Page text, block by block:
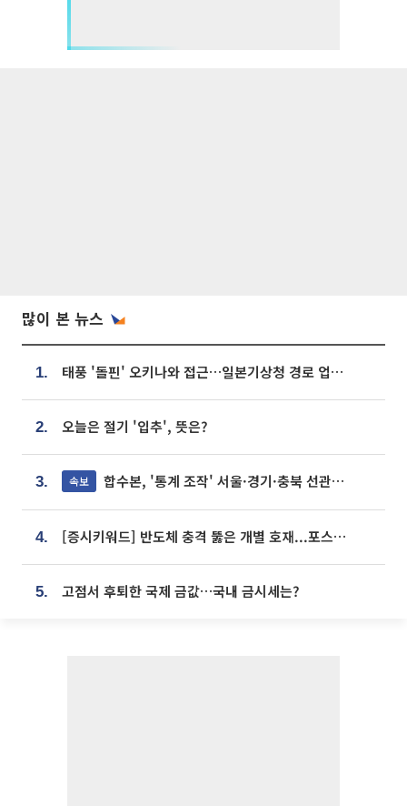
많이 본 뉴스
1. 태풍 '돌핀' 오키나와 접근…일본기상청 경로 업데이트
2. 오늘은 절기 '입추', 뜻은?
3. 속보 합수본, '통계 조작' 서울·경기·충북 선관위 등 추가 압수수색
4. [증시키워드] 반도체 충격 뚫은 개별 호재...포스코퓨처엠·에코프로·한화솔루션 '눈길'
5. 고점서 후퇴한 국제 금값…국내 금시세는?